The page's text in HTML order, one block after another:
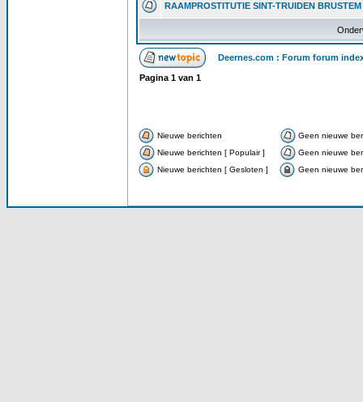
RAAMPROSTITUTIE SINT-TRUIDEN BRUSTEM
Deernes.com : Forum forum
Pagina 1 van 1
Nieuwe berichten
Geen nieuwe
Nieuwe berichten [ Populair ]
Geen nieuwe
Nieuwe berichten [ Gesloten ]
Geen nieuwe